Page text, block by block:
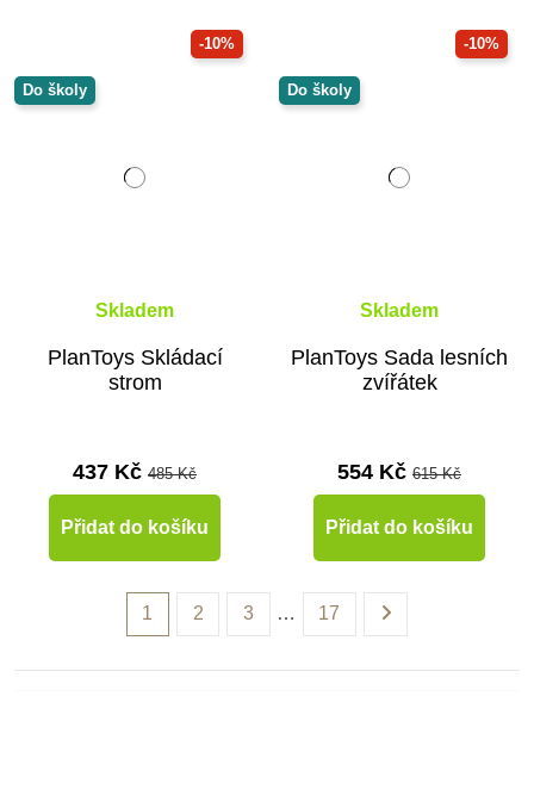
-10%
Do školy
Skladem
PlanToys Skládací
strom
437 Kč 485 Kč
Přidat do košíku
-10%
Do školy
Skladem
PlanToys Sada lesních
zvířátek
554 Kč 615 Kč
Přidat do košíku
1 2 3 … 17